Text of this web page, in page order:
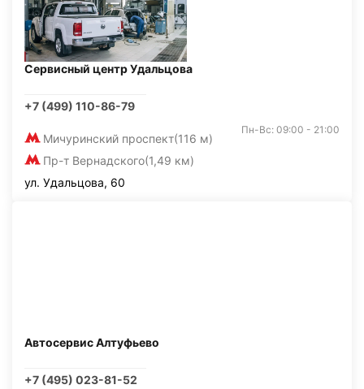
Сервисный центр Удальцова
+7 (499) 110-86-79
Мичуринский проспект(116 м)
Пр-т Вернадского(1,49 км)
Пн-Вс: 09:00 - 21:00
ул. Удальцова, 60
Автосервис Алтуфьево
+7 (495) 023-81-52